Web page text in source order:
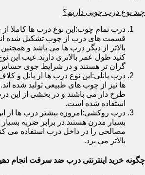
چند نوع درب چوبی داریم؟
درب تمام چوب:این نوع درب ها کاملا
قسمت های درب از چوب تشکیل شده
بالاتر از دیگر درب ها می باشد و
کنید طول عمر بالاتری دارند.عیب این
گران تر هستند و در شرایط جوی
درب پانلی:این نوع درب ها از پانل و
ها نیز از چوب های طبیعی تولید شده
طرح دار می باشند و در بخشی از این
استفاده شده است.
درب روکشی:امروزه بیشتر درب ها از
بسیار مدرن هستند.در برابر ضربه
مصالحی را در داخل درب استفاده می
بالاتر می برد.
چگونه خرید اینترنتی درب ضد سرقت انجام